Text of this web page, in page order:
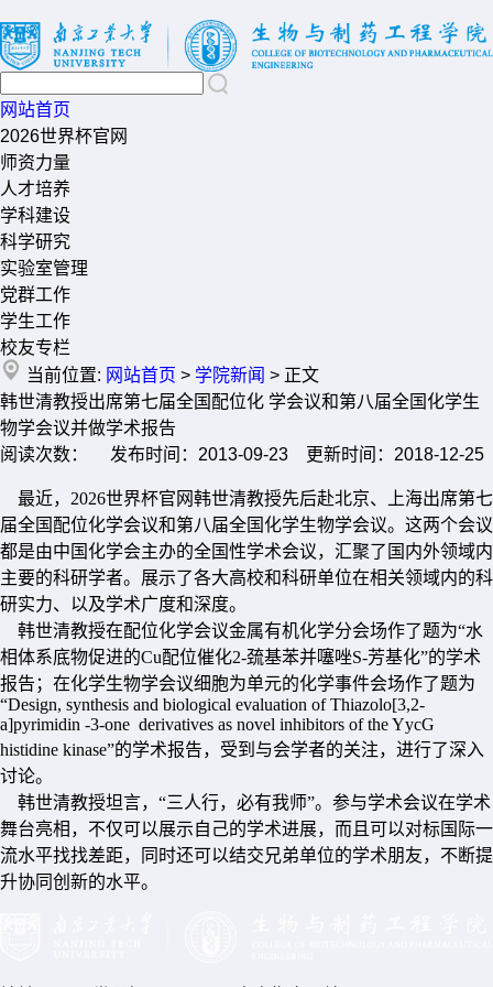
网站首页
2026世界杯官网
师资力量
人才培养
学科建设
科学研究
实验室管理
党群工作
学生工作
校友专栏
当前位置: 网站首页 > 学院新闻 > 正文
韩世清教授出席第七届全国配位化 学会议和第八届全国化学生
物学会议并做学术报告
阅读次数： 发布时间：2013-09-23 更新时间：2018-12-25
最近，2026世界杯官网韩世清教授先后赴北京、上海出席第七
届全国配位化学会议和第八届全国化学生物学会议。这两个会议
都是由中国化学会主办的全国性学术会议，汇聚了国内外领域内
主要的科研学者。展示了各大高校和科研单位在相关领域内的科
研实力、以及学术广度和深度。
韩世清教授在配位化学会议金属有机化学分会场作了题为“水
相体系底物促进的Cu配位催化2-巯基苯并噻唑S-芳基化”的学术
报告；在化学生物学会议细胞为单元的化学事件会场作了题为
“Design, synthesis and biological evaluation of Thiazolo[3,2-
a]pyrimidin -3-one derivatives as novel inhibitors of the YycG
histidine kinase”的学术报告，受到与会学者的关注，进行了深入
讨论。
韩世清教授坦言，“三人行，必有我师”。参与学术会议在学术
舞台亮相，不仅可以展示自己的学术进展，而且可以对标国际一
流水平找找差距，同时还可以结交兄弟单位的学术朋友，不断提
升协同创新的水平。